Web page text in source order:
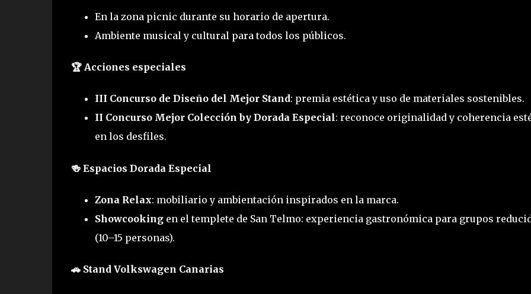
En la zona picnic durante su horario de apertura.
Ambiente musical y cultural para todos los públicos.
🏆 Acciones especiales
III Concurso de Diseño del Mejor Stand: premia estética y uso de materiales sostenibles.
II Concurso Mejor Colección by Dorada Especial: reconoce originalidad y coherencia
en los desfiles.
🍻 Espacios Dorada Especial
Zona Relax: mobiliario y ambientación inspirados en la marca.
Showcookingen el templete de San Telmo: experiencia gastronómica para grupos
(10–15 personas).
🚗 Stand Volkswagen Canarias